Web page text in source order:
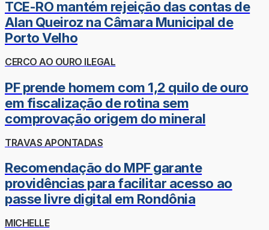
TCE-RO mantém rejeição das contas de
Alan Queiroz na Câmara Municipal de
Porto Velho
CERCO AO OURO ILEGAL
PF prende homem com 1,2 quilo de ouro
em fiscalização de rotina sem
comprovação origem do mineral
TRAVAS APONTADAS
Recomendação do MPF garante
providências para facilitar acesso ao
passe livre digital em Rondônia
MICHELLE